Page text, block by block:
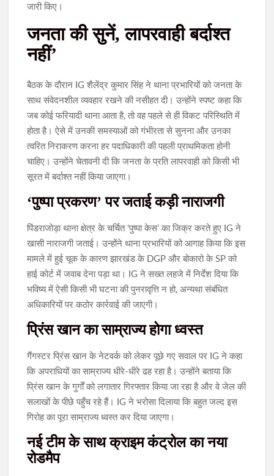
जारी किए।
जनता की सुनें, लापरवाही बर्दाश्त
नहीं’
बैठक के दौरान IG शैलेंद्र कुमार सिंह ने थाना प्रभारियों को जनता के
साथ संवेदनशील व्यवहार रखने की नसीहत दी। उन्होंने स्पष्ट कहा कि
जब कोई फरियादी थाना आता है, तो वह पहले से ही विकट परिस्थिति में
होता है। ऐसे में उनकी समस्याओं को गंभीरता से सुनना और उनका
त्वरित निराकरण करना हर पदाधिकारी की पहली प्राथमिकता होनी
चाहिए। उन्होंने चेतावनी दी कि जनता के प्रति लापरवाही को किसी भी
सूरत में बर्दाश्त नहीं किया जाएगा।
‘पुष्पा प्रकरण’ पर जताई कड़ी नाराजगी
पिंडराजोड़ा थाना क्षेत्र के चर्चित ‘पुष्पा केस’ का जिक्र करते हुए IG ने
खासी नाराजगी जताई। उन्होंने थाना प्रभारियों को आगाह किया कि इस
मामले में हुई चूक के कारण झारखंड के DGP और बोकारो के SP को
हाई कोर्ट में जवाब देना पड़ा था। IG ने सख्त लहजे में निर्देश दिया कि
भविष्य में ऐसी किसी भी घटना की पुनरावृत्ति न हो, अन्यथा संबंधित
अधिकारियों पर कठोर कार्रवाई की जाएगी।
प्रिंस खान का साम्राज्य होगा ध्वस्त
गैंगस्टर प्रिंस खान के नेटवर्क को लेकर पूछे गए सवाल पर IG ने कहा
कि अपराधियों का साम्राज्य धीरे-धीरे ढह रहा है। उन्होंने बताया कि
प्रिंस खान के गुर्गों को लगातार गिरफ्तार किया जा रहा है और वे जेल की
सलाखों के पीछे पहुँच रहे हैं। IG ने भरोसा दिलाया कि बहुत जल्द इस
गिरोह का पूरा साम्राज्य ध्वस्त कर दिया जाएगा।
नई टीम के साथ क्राइम कंट्रोल का नया
रोडमैप